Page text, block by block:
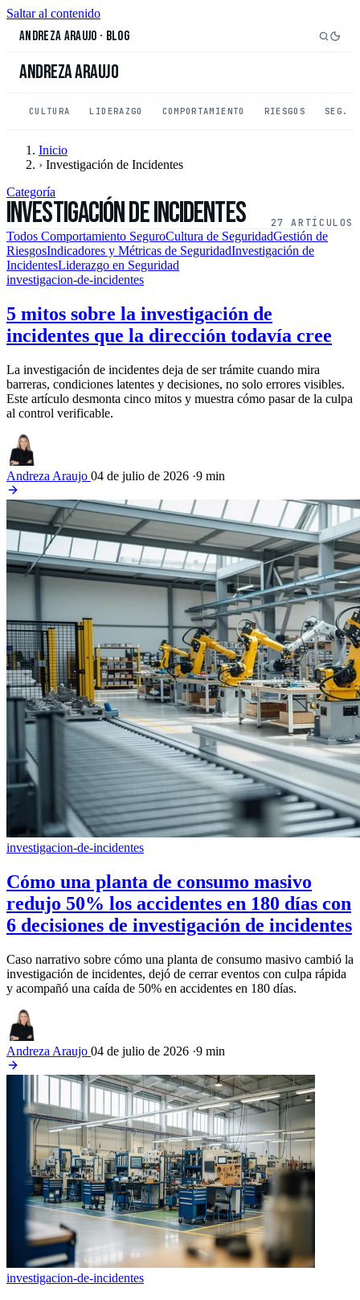
Saltar al contenido
Andreza Araujo · Blog
Andreza Araujo
CULTURA LIDERAZGO COMPORTAMIENTO RIESGOS SEG.
Inicio
› Investigación de Incidentes
Categoría
Investigación de Incidentes 27 ARTÍCULOS
Todos Comportamiento SeguroCultura de SeguridadGestión de
RiesgosIndicadores y Métricas de SeguridadInvestigación de
IncidentesLiderazgo en Seguridad
investigacion-de-incidentes
5 mitos sobre la investigación de
incidentes que la dirección todavía cree
La investigación de incidentes deja de ser trámite cuando mira
barreras, condiciones latentes y decisiones, no solo errores visibles.
Este artículo desmonta cinco mitos y muestra cómo pasar de la culpa
al control verificable.
Andreza Araujo 04 de julio de 2026 ·9 min
investigacion-de-incidentes
Cómo una planta de consumo masivo
redujo 50% los accidentes en 180 días con
6 decisiones de investigación de incidentes
Caso narrativo sobre cómo una planta de consumo masivo cambió la
investigación de incidentes, dejó de cerrar eventos con culpa rápida
y acompañó una caída de 50% en accidentes en 180 días.
Andreza Araujo 04 de julio de 2026 ·9 min
investigacion-de-incidentes